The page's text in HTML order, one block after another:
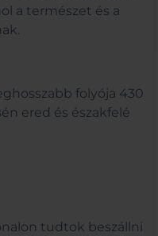
a természet és a
folyója 430
ered és északfelé
tudtok beszállni